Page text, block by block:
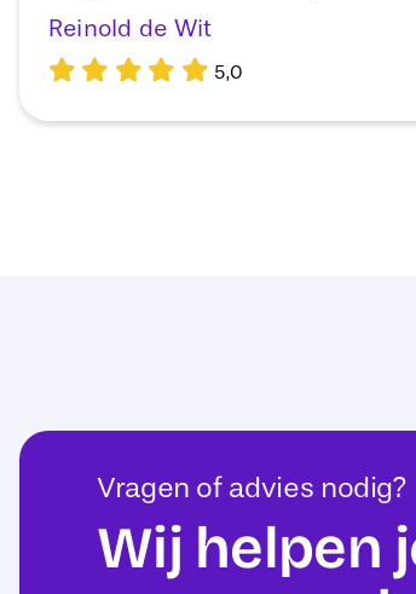
Reinold de Wit
5,0
Vragen of advies nodig?
Wij helpen